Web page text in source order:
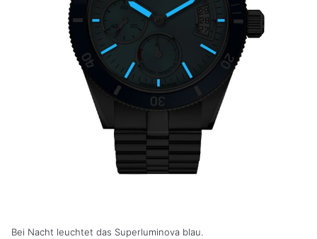
Bei Nacht leuchtet das Superluminova blau.